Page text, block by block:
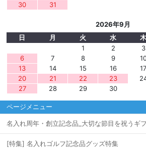
30
31
2026年9月
日
月 火 水 木
1
2 3
6
7 8 9
13
14 15 16 17
20
21 22 23
27
28 29 30
ページメニュー
名入れ周年・創立記念品_大切な節目を祝うギ
[特集] 名入れゴルフ記念品グッズ特集